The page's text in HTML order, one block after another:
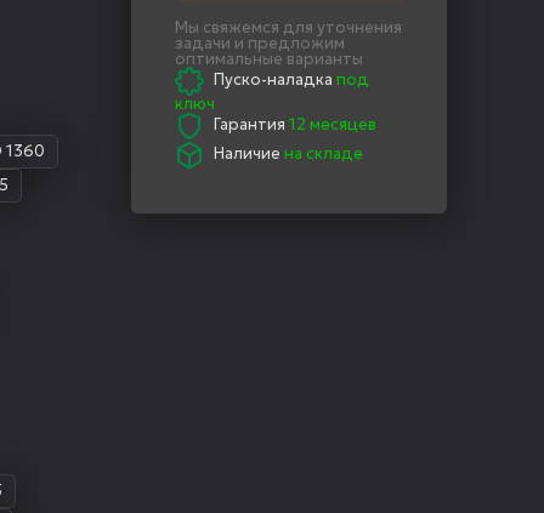
1360
Мы свяжемся для уточнения
задачи и предложим
оптимальные варианты
Пуско-наладка под
ключ
Гарантия 12 месяцев
Наличие на складе